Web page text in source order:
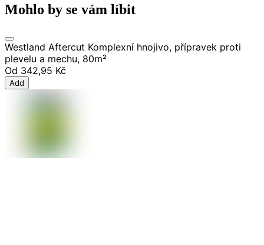
Mohlo by se vám líbit
Westland Aftercut Komplexní hnojivo, přípravek proti
plevelu a mechu, 80m²
Od 342,95 Kč
Add